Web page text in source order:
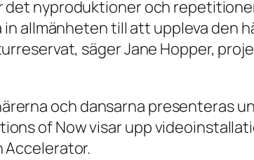
nyproduktioner och
allmänheten till att uppleva den
säger Jane Hopper,
och dansarna presenteras
of Now visar upp
Accelerator.